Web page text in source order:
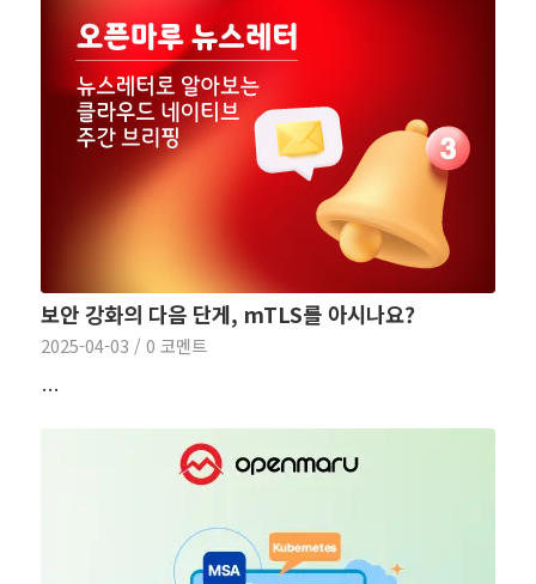
보안 강화의 다음 단게, mTLS를 아시나요?
2025-04-03 / 0 코멘트
…